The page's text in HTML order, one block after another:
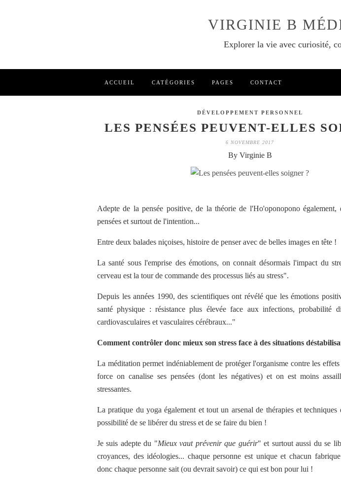
VIRGINIE B
Explorer la vie avec curiosité,
ACCUEIL CATÉGORIES PAGES CONTACT
DÉVELOPPEMENT PERSONNEL
LES PENSÉES PEUVENT-ELLES
6 NOVEMBRE 2017
By Virginie B
Adepte de la pensée positive, de la théorie de l'Ho'oponopono également,
pensées et surtout de l'intention...
Entre deux balades niçoises, histoire de penser avec de belles images en tête !
La santé sous l'emprise des émotions, on connait désormais l'impact du
cerveau est la tour de commande des processus liés au stress".
Depuis les années 1990, des scientifiques ont révélé que les émotions
santé physique : résistance plus élevée face aux infections, probabilité
cardiovasculaires et vasculaires cérébraux..."
Comment contrôler donc mieux son stress face à des situations
La méditation permet indéniablement de protéger l'organisme contre les effets
force on canalise ses pensées (dont les négatives) et on est moins
stressantes.
La pratique du yoga également et tout un arsenal de thérapies et
possibilité de se libérer du stress et de se faire du bien !
Je suis adepte du "Mieux vaut prévenir que guérir" et surtout aussi du se
croyances, des idéologies... chaque personne est unique et chacun
donc chaque personne sait (ou devrait savoir) ce qui est bon pour lui !